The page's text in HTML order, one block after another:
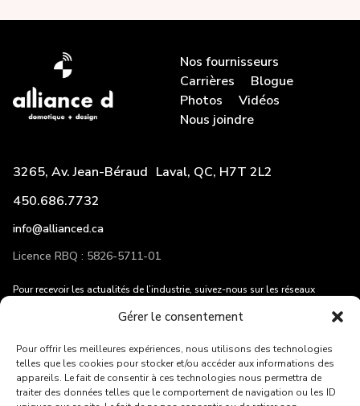
Gérer le consentement
Pour offrir les meilleures expériences, nous utilisons des technologies
telles que les cookies pour stocker et/ou accéder aux informations des
appareils. Le fait de consentir à ces technologies nous permettra de
traiter des données telles que le comportement de navigation ou les ID
Nos fournisseurs
Carrières
Blogue
Photos
Vidéos
Nous joindre
3265, Av. Jean-Béraud Laval, QC, H7T 2L2
450.686.7732
info@allianced.ca
Licence RBQ : 5826-5711-01
Pour recevoir les actualités de l’industrie, suivez-nous sur les réseaux
ENVOYER